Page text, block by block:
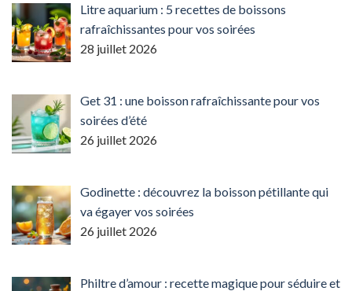
Litre aquarium : 5 recettes de boissons
rafraîchissantes pour vos soirées
28 juillet 2026
Get 31 : une boisson rafraîchissante pour vos
soirées d’été
26 juillet 2026
Godinette : découvrez la boisson pétillante qui
va égayer vos soirées
26 juillet 2026
Philtre d’amour : recette magique pour séduire et